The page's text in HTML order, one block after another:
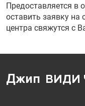
Предоставляется в
оставить заявку на
центра свяжутся с
Джип ВИДИ